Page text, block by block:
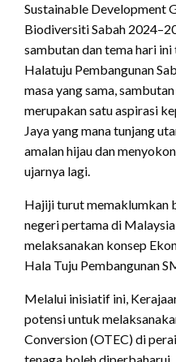
Sustainable Development
Biodiversiti Sabah
sambutan dan tema hari
Halatuju Pembangunan
masa yang sama,
merupakan satu aspirasi
Jaya yang mana tunjang
amalan hijau dan
ujarnya lagi.
Hajiji turut memaklumkan
negeri pertama di
melaksanakan konsep
Hala Tuju Pembangunan
Melalui inisiatif ini,
potensi untuk
Conversion (OTEC) di